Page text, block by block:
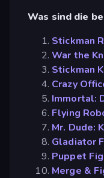
Was sind die
Stickman
War the
Stickman
Crazy
Immortal:
Flying
Mr. Dude:
Gladiator
Puppet
Merge &